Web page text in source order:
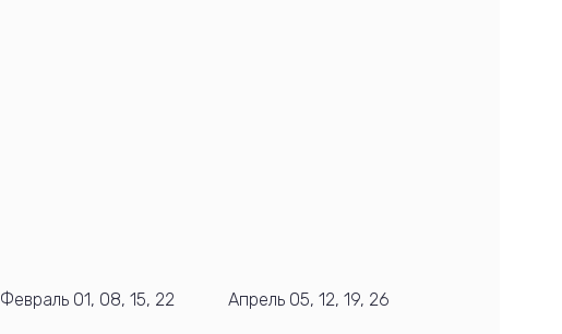
Февраль 01, 08, 15, 22 Апрель 05, 12, 19, 26